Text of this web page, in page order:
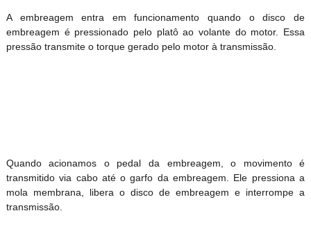
A embreagem entra em funcionamento quando o disco de
embreagem é pressionado pelo platô ao volante do motor. Essa
pressão transmite o torque gerado pelo motor à transmissão.
Quando acionamos o pedal da embreagem, o movimento é
transmitido via cabo até o garfo da embreagem. Ele pressiona a
mola membrana, libera o disco de embreagem e interrompe a
transmissão.